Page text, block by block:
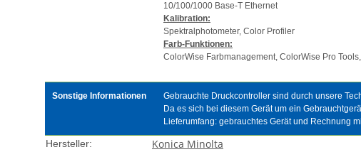
10/100/1000 Base-T Ethernet
Kalibration:
Spektralphotometer, Color Profiler
Farb-Funktionen:
ColorWise Farbmanagement, ColorWise Pro
Sonstige Informationen
Gebrauchte Druckcontroller sind durch unsere
Da es sich bei diesem Gerät um ein
Lieferumfang: gebrauchtes Gerät und Rechnung
Hersteller: Konica Minolta